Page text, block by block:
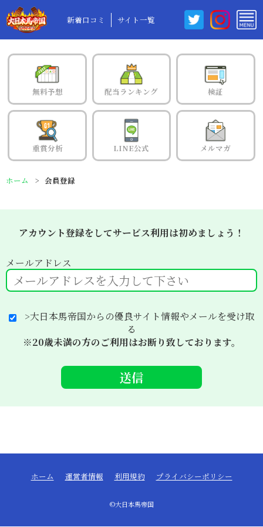
新着口コミ サイト一覧
無料予想 配当ランキング 検証
重賞分析 LINE公式 メルマガ
ホーム 会員登録
アカウント登録をしてサービス利用は初めましょう！
メールアドレス
>大日本馬帝国からの優良サイト情報やメールを受け取
る
※20歳未満の方のご利用はお断り致しております。
ホーム 運営者情報 利用規約 プライバシーポリシー
©大日本馬帝国